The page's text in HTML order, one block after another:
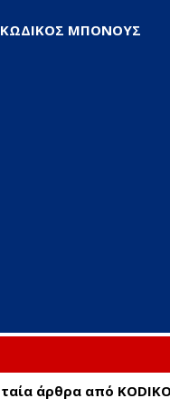
ΚΩΔΙΚΟΣ ΜΠΟΝΟΥΣ
άρθρα από